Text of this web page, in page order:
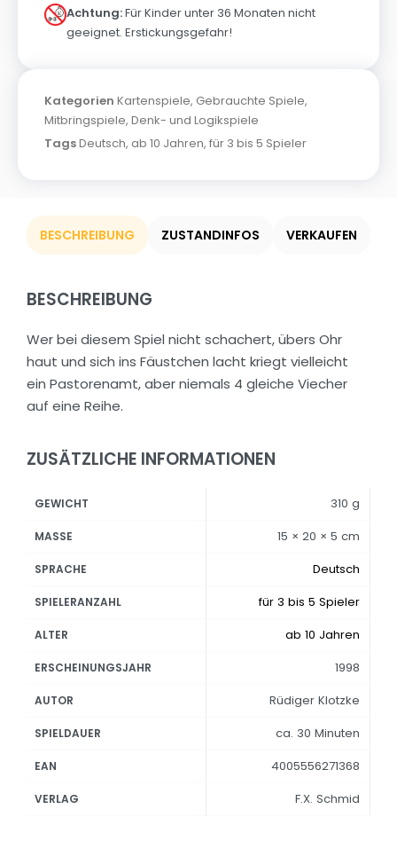
Achtung:Für Kinder unter 36 Monaten nicht
geeignet. Erstickungsgefahr!
Kategorien Kartenspiele, Gebrauchte Spiele,
Mitbringspiele, Denk- und Logikspiele
TagsDeutsch, ab 10 Jahren, für 3 bis 5 Spieler
BESCHREIBUNG ZUSTANDINFOS VERKAUFEN
BESCHREIBUNG
Wer bei diesem Spiel nicht schachert, übers Ohr
haut und sich ins Fäustchen lacht kriegt vielleicht
ein Pastorenamt, aber niemals 4 gleiche Viecher
auf eine Reihe.
ZUSÄTZLICHE INFORMATIONEN
GEWICHT 310 g
MASSE 15 × 20 × 5 cm
SPRACHE Deutsch
SPIELERANZAHL für 3 bis 5 Spieler
ALTER ab 10 Jahren
ERSCHEINUNGSJAHR 1998
AUTOR Rüdiger Klotzke
SPIELDAUER ca. 30 Minuten
EAN 4005556271368
VERLAG F.X. Schmid